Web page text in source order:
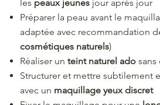
les peaux jeunes jour après jour
Préparer la peau avant le
adaptée avec recommandation
cosmétiques naturels)
Réaliser unteint naturel ado sans
Structurer et mettre subtilement
avec un maquillage yeux discret